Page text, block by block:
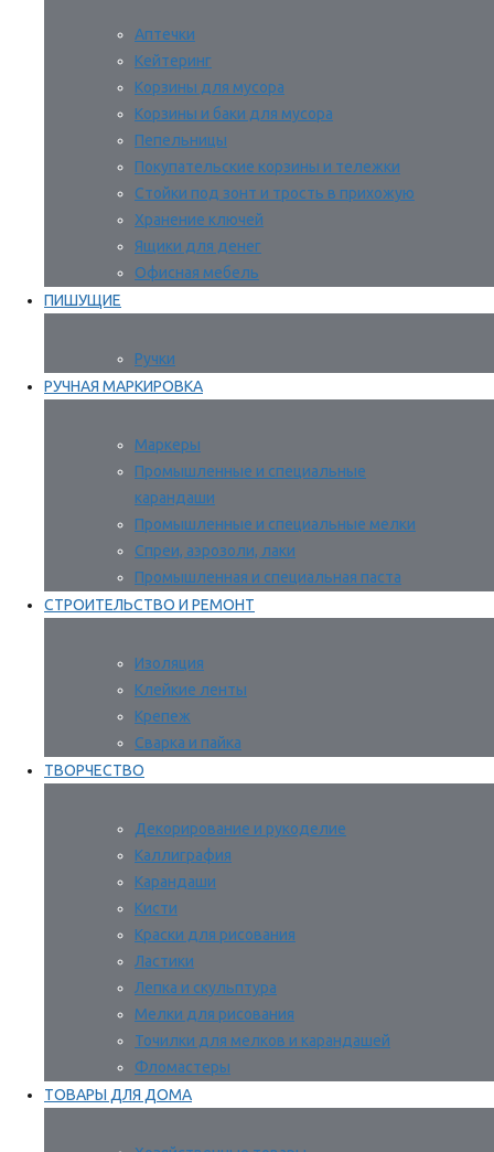
Аптечки
Кейтеринг
Корзины для мусора
Корзины и баки для мусора
Пепельницы
Покупательские корзины и тележки
Стойки под зонт и трость в прихожую
Хранение ключей
Ящики для денег
Офисная мебель
ПИШУЩИЕ
Ручки
РУЧНАЯ МАРКИРОВКА
Маркеры
Промышленные и специальные
карандаши
Промышленные и специальные мелки
Спреи, аэрозоли, лаки
Промышленная и специальная паста
СТРОИТЕЛЬСТВО И РЕМОНТ
Изоляция
Клейкие ленты
Крепеж
Сварка и пайка
ТВОРЧЕСТВО
Декорирование и рукоделие
Каллиграфия
Карандаши
Кисти
Краски для рисования
Ластики
Лепка и скульптура
Мелки для рисования
Точилки для мелков и карандашей
Фломастеры
ТОВАРЫ ДЛЯ ДОМА